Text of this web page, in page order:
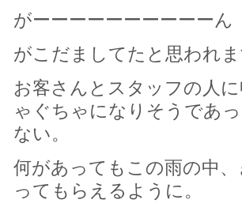
がーーーーーーーーーーん
がこだましてたと思われ
お客さんとスタッフの人
ゃぐちゃになりそうであ
ない。
何があってもこの雨の中
ってもらえるように。